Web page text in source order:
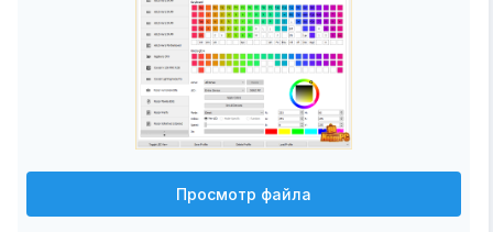
Просмотр файла